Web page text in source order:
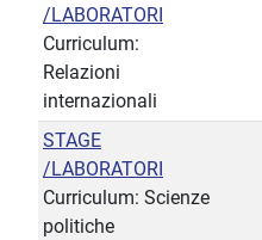
/LABORATORI
Curriculum:
Relazioni
internazionali
STAGE
/LABORATORI
Curriculum: Scienze
politiche